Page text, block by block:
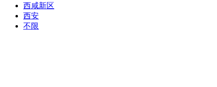
西咸新区
西安
不限